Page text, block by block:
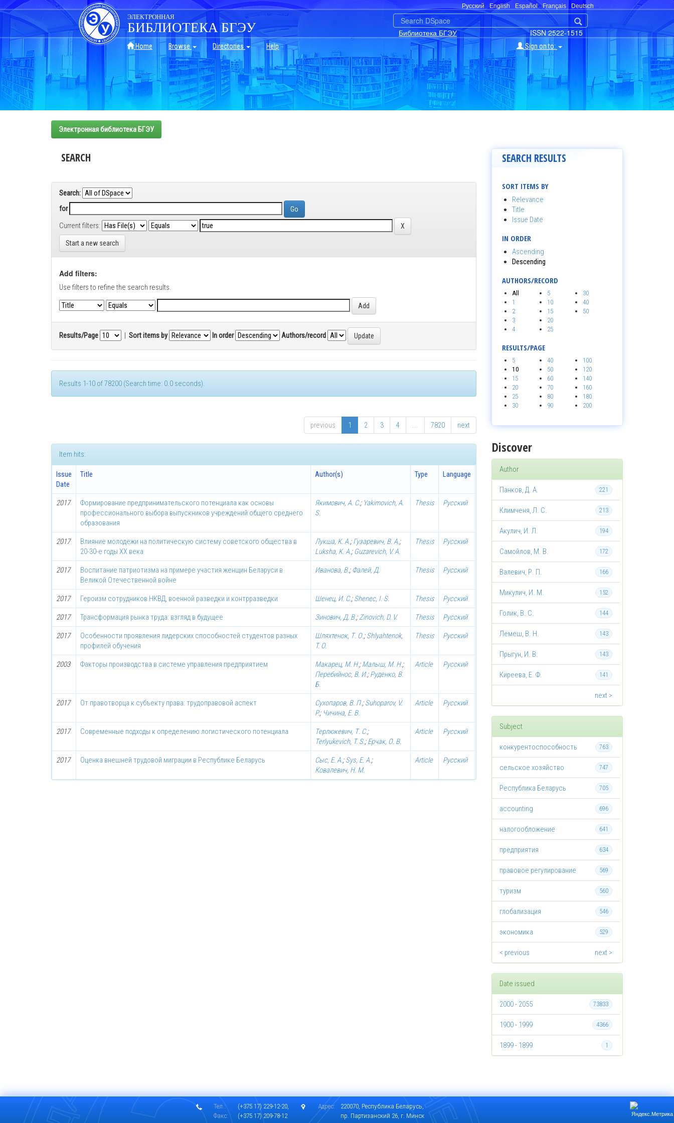
Skip
navigation
Русский English Español Français Deutsch
ISSN 2522-1515
Библиотека БГЭУ
ЭЛЕКТРОННАЯ
БИБЛИОТЕКА БГЭУ
Home Browse Directories Help Sign on to:
Электронная библиотека БГЭУ
SEARCH
Search:
for
Current filters:
Start a new search
Add filters:
Use filters to refine the search results.
Results/Page | Sort items by In order Authors/record
Results 1-10 of 78200 (Search time: 0.0 seconds).
previous 1 2 3 4 ... 7820 next
Item hits:
Issue
Date
Title Author(s) Type Language
2017
Формирование предпринимательского потенциала как основы
профессионального выбора выпускников учреждений общего среднего
образования
Якимович, А. С.; Yakimovich, A.
S.
Thesis Русский
2017
Влияние молодежи на политическую систему советского общества в
20-30-е годы ХХ века
Лукша, К. А.;Гузаревич, В. А.;
Luksha, K. A.;Guzarevich, V. A.
Thesis Русский
2017
Воспитание патриотизма на примере участия женщин Беларуси в
Великой Отечественной войне
Иванова, В.;Фалей, Д. Thesis Русский
2017 Героизм сотрудников НКВД, военной разведки и контрразведки Шенец, И. С.;Shenec, I. S. Thesis Русский
2017 Трансформация рынка труда: взгляд в будущее Зинович, Д. В.;Zinovich, D. V. Thesis Русский
2017
Особенности проявления лидерских способностей студентов разных
профилей обучения
Шляхтенок, Т. О.;Shlyahtenok,
T. O.
Thesis Русский
2003 Факторы производства в системе управления предприятием Макарец, М. Н.;Малыш, М. Н.;
Перебийнос, В. И.;Руденко, В.
Б.
Article Русский
2017 От правотворца к субъекту права: трудоправовой аспект Сухопаров, В. П.;Suhoparov, V.
P.; Чичина, Е. В.
Article Русский
2017 Современные подходы к определению логистического потенциала Терлюкевич, Т. С.;
Terlyukevich, T. S.;Ерчак, О. В.
Article Русский
2017 Оценка внешней трудовой миграции в Республике Беларусь Сыс, Е. А.;Sys, E. A.;
Ковалевич, Н. М.
Article Русский
SEARCH RESULTS
SORT ITEMS BY
Relevance
Title
Issue Date
IN ORDER
Ascending
Descending
AUTHORS/RECORD
All
1
2
3
4
5
10
15
20
25
30
40
50
RESULTS/PAGE
5
10
15
20
25
30
40
50
60
70
80
90
100
120
140
160
180
200
Discover
Author
221
Панков, Д. А.
213
Климченя, Л. С.
194
Акулич, И. Л.
172
Самойлов, М. В.
166
Валевич, Р. П.
152
Микулич, И. М.
144
Голик, В. С.
143
Лемеш, В. Н.
143
Прыгун, И. В.
141
Киреева, Е. Ф.
next >
Subject
763
конкурентоспособность
747
сельское хозяйство
705
Республика Беларусь
696
accounting
641
налогообложение
634
предприятия
569
правовое регулирование
560
туризм
546
глобализация
529
экономика
< previous next >
Date issued
73833
2000 - 2055
4366
1900 - 1999
1
1899 - 1899
Тел.:
(+375 17) 229-12-20,
Факс:
(+375 17) 209-78-12
Адрес:
220070, Республика Беларусь,
пр. Партизанский 26, г. Минск